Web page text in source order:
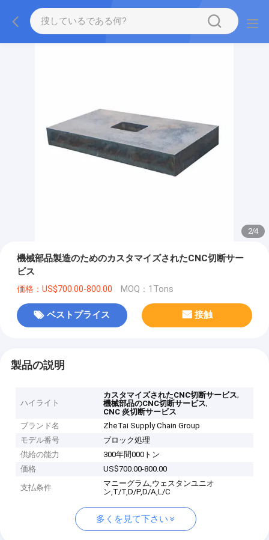
2/4
機械部品製造のためのカスタマイズされたCNC切断サー
ビス
価格：US$700.00-800.00 MOQ：1Tons
ベストプライス 接触
製品の説明
ハイライト
カスタマイズされたCNC切断サービス,
機械部品のCNC切断サービス,
CNC 炎切断サービス
ブランド名
ZheTai Supply Chain Group
モデル番号
ブロック処理
供給の能力
300年間000トン
価格
US$700.00-800.00
支払条件
マニーグラム,ウェスタンユニオ
ン,T/T,D/P,D/A,L/C
多くを見て下さい